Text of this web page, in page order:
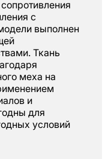
с
выполнен
Ткань
меха на
и
для
условий